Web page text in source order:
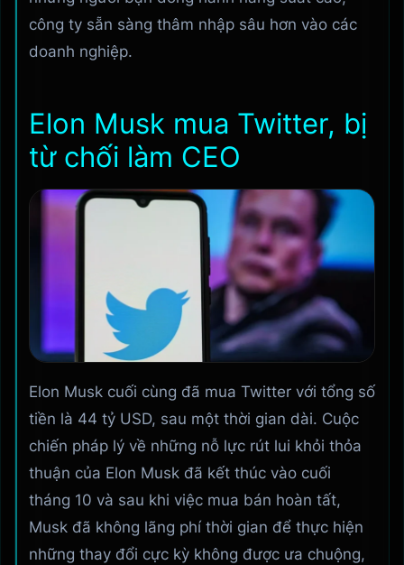
công ty sẵn sàng thâm nhập sâu hơn vào các
doanh nghiệp.
Elon Musk mua Twitter, bị
từ chối làm CEO
Elon Musk cuối cùng đã mua Twitter với tổng số
tiền là 44 tỷ USD, sau một thời gian dài. Cuộc
chiến pháp lý về những nỗ lực rút lui khỏi thỏa
thuận của Elon Musk đã kết thúc vào cuối
tháng 10 và sau khi việc mua bán hoàn tất,
Musk đã không lãng phí thời gian để thực hiện
những thay đổi cực kỳ không được ưa chuộng,